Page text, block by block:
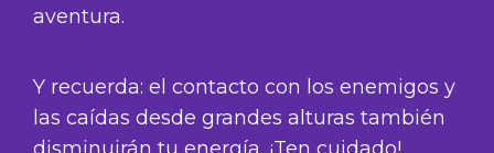
aventura.
Y recuerda: el contacto con los enemigos y
las caídas desde grandes alturas también